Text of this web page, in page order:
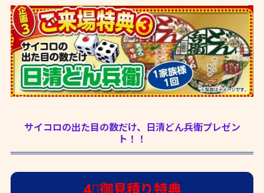
サイコロの出た目の数だけ、日清どん兵衛プレゼン
ト！！
4⃣御見積り特典